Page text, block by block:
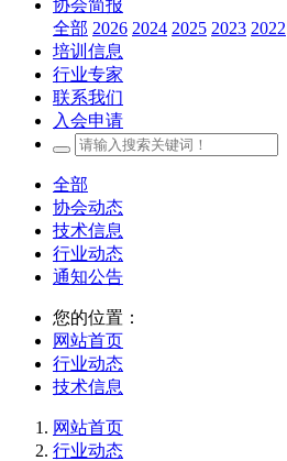
协会简报
全部 2026 2024 2025 2023 2022
培训信息
行业专家
联系我们
入会申请
全部
协会动态
技术信息
行业动态
通知公告
您的位置：
网站首页
行业动态
技术信息
网站首页
行业动态